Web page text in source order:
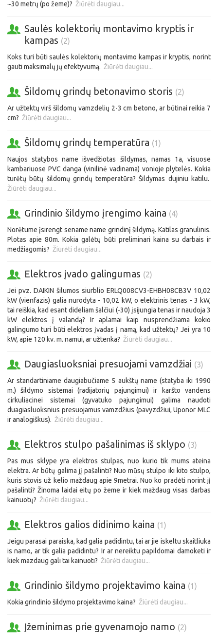
~30 metrų (po žeme)? Žiūrėti daugiau...
Saulės kolektorių montavimo kryptis ir
kampas (2)
Koks turi būti saulės kolektorių montavimo kampas ir kryptis, norint
gauti maksimalų jų efektyvumą. Žiūrėti daugiau...
Šildomų grindų betonavimo storis (2)
Ar užtektų virš šildomų vamzdelių 2-3 cm betono, ar būtinai reikia 7
cm? Žiūrėti daugiau...
Šildomų grindų temperatūra (1)
Naujos statybos name išvedžiotas šildymas, namas 1a, visuose
kambariuose PVC danga (vinilinė vadinama) vonioje plytelės. Kokia
turėtų būtų šildomų grindų temperatūra? Šildymas dujiniu katilu.
Žiūrėti daugiau...
Grindinio šildymo įrengimo kaina (4)
Norėtume įsirengt sename name grindinį šildymą. Katilas granulinis.
Plotas apie 80m. Kokia galėtų būti preliminari kaina su darbais ir
medžiagomis? Žiūrėti daugiau...
Elektros įvado galingumas (2)
Jei pvz. DAIKIN šilumos siurblio ERLQ008CV3-EHBH08CB3V 10,02
kW (vienfazis) galia nurodyta - 10,02 kW, o elektrinis tenas - 3 kW,
tai reiškia, kad esant dideliam šalčiui (-30) įsijungia tenas ir naudoja 3
kW elektros į valandą? Ir aplamai kaip nusprendžiama kokio
galingumo turi būti elektros įvadas į namą, kad užtektų? Jei yra 10
kW, apie 120 kv. m. namui, ar užtenka? Žiūrėti daugiau...
Daugiasluoksniai presuojami vamzdžiai (3)
Ar standartiniame daugiabučiame 5 aukštų name (statyba iki 1990
m.) šildymo sistemai (radijatorių pajungimui) ir karšto vandens
cirkuliacinei sistemai (gyvatuko pajungimui) galima naudoti
duagiasluoksnius presuojamus vamzdžius (pavyzdžiui, Uponor MLC
ir analogiškus). Žiūrėti daugiau...
Elektros stulpo pašalinimas iš sklypo (3)
Pas mus sklype yra elektros stulpas, nuo kurio tik mums ateina
elektra. Ar būtų galima jį pašalinti? Nuo mūsų stulpo iki kito stulpo,
kuris stovis už kelio maždaug apie 9metrai. Nuo ko pradėti norint jį
pašalinti? Žinoma laidai eitų po žeme ir kiek maždaug visas darbas
kainuotų? Žiūrėti daugiau...
Elektros galios didinimo kaina (1)
Jeigu parasai paraiska, kad galia padidintu, tai ar jie iskeltu skaitliuka
is namo, ar tik galia padidintu? Ir ar nereiktu papildomai damoketi ir
kiek mazdaug gali tai kainuoti? Žiūrėti daugiau...
Grindinio šildymo projektavimo kaina (1)
Kokia grindinio šildymo projektavimo kaina? Žiūrėti daugiau...
Įžeminimas prie gyvenamojo namo (2)